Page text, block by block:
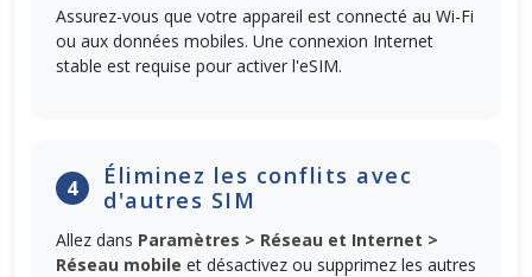
Assurez-vous que votre appareil est connecté au Wi-Fi
ou aux données mobiles. Une connexion Internet
stable est requise pour activer l'eSIM.
4
Éliminez les conflits avec
d'autres SIM
Allez dans Paramètres > Réseau et Internet >
Réseau mobile et désactivez ou supprimez les autres